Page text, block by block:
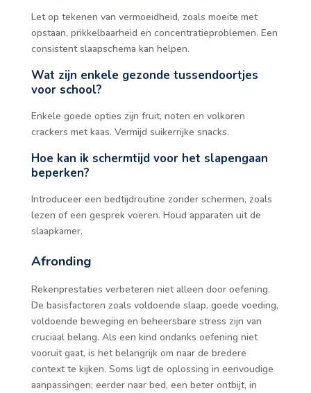
Let op tekenen van vermoeidheid, zoals moeite met
opstaan, prikkelbaarheid en concentratieproblemen. Een
consistent slaapschema kan helpen.
Wat zijn enkele gezonde tussendoortjes
voor school?
Enkele goede opties zijn fruit, noten en volkoren
crackers met kaas. Vermijd suikerrijke snacks.
Hoe kan ik schermtijd voor het slapengaan
beperken?
Introduceer een bedtijdroutine zonder schermen, zoals
lezen of een gesprek voeren. Houd apparaten uit de
slaapkamer.
Afronding
Rekenprestaties verbeteren niet alleen door oefening.
De basisfactoren zoals voldoende slaap, goede voeding,
voldoende beweging en beheersbare stress zijn van
cruciaal belang. Als een kind ondanks oefening niet
vooruit gaat, is het belangrijk om naar de bredere
context te kijken. Soms ligt de oplossing in eenvoudige
aanpassingen; eerder naar bed, een beter ontbijt, in